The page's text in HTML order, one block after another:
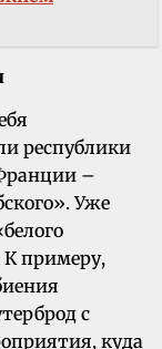
республики
–
Уже
К примеру,
с
куда